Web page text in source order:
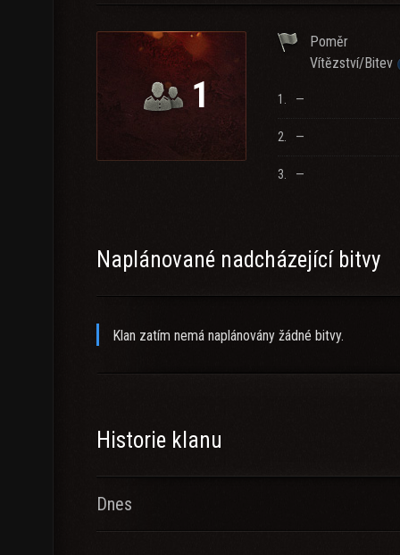
1
Poměr
Vítězství/Bitev
1. —
2. —
3. —
Naplánované nadcházející bitvy
Klan zatím nemá naplánovány žádné bitvy.
Historie klanu
Dnes